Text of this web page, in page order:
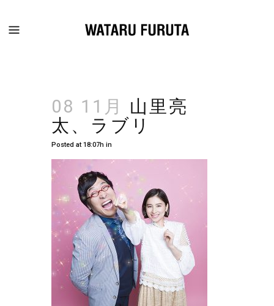
08 11月
山里亮
太、ラブリ
Posted at 18:07h in